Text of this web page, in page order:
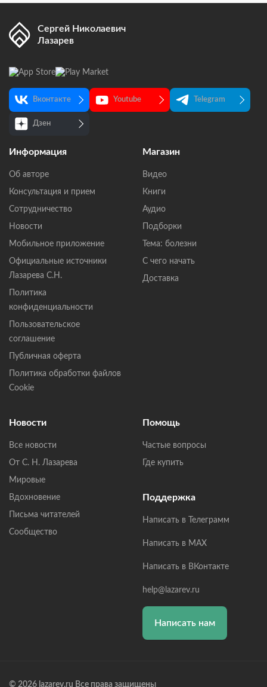
Сергей Николаевич
Лазарев
Вконтакте Youtube Telegram
Дзен
Информация
Об авторе
Консультация и прием
Сотрудничество
Новости
Мобильное приложение
Официальные источники
Лазарева С.Н.
Политика
конфиденциальности
Пользовательское
соглашение
Публичная оферта
Политика обработки файлов
Cookie
Магазин
Видео
Книги
Аудио
Подборки
Тема: болезни
С чего начать
Доставка
Новости
Все новости
От С. Н. Лазарева
Мировые
Вдохновение
Письма читателей
Сообщество
Помощь
Частые вопросы
Где купить
Поддержка
Написать в Телеграмм
Написать в MAX
Написать в ВКонтакте
help@lazarev.ru
Написать нам
© 2026 lazarev.ru Все права защищены